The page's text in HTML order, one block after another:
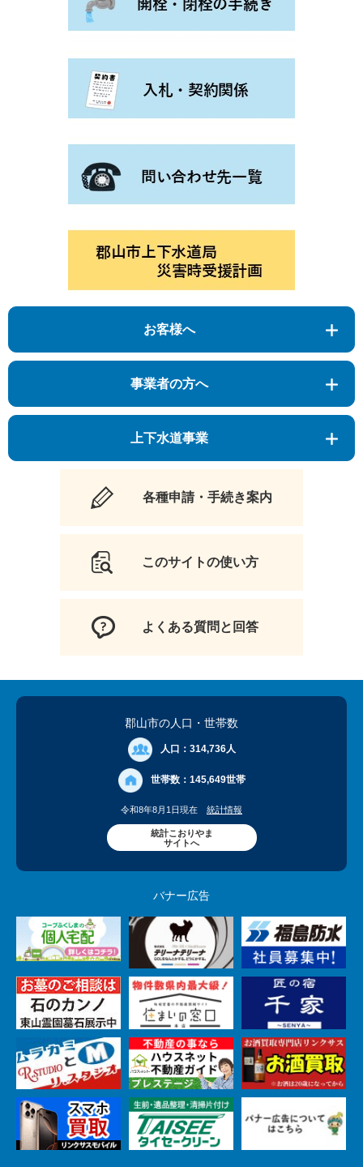
お客様へ
事業者の方へ
上下水道事業
各種申請・手続き案内
このサイトの使い方
よくある質問と回答
郡山市の人口 ・世帯数
人口： 314,736人
世帯数： 145,649世帯
令和8年8月1日現在 統計情報
統計こおりやま
サイトへ
バナー広告